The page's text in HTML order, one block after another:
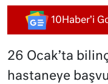
10Haber'i
26 Ocak’ta
hastaneye